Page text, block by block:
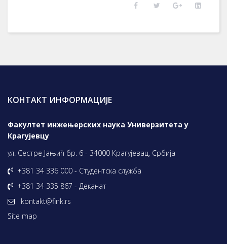
КОНТАКТ ИНФОРМАЦИЈЕ
Факултет инжењерских наука Универзитета у
Крагујевцу
ул. Сестре Јањић бр. 6 - 34000 Крагујевац, Србија
+381 34 336 000 - Студентска служба
+381 34 335 867 - Деканат
kontakt@fink.rs
Site map